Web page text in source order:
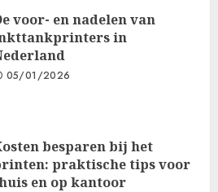
voor- en nadelen van
in
05/01/2026
besparen bij het
praktische tips voor
en op kantoor